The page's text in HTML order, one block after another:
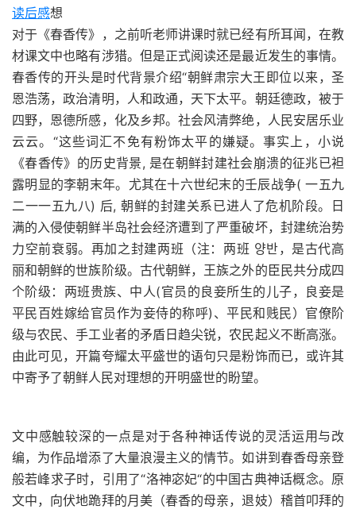
读后感想
对于《春香传》，之前听老师讲课时就已经有所耳闻，在教
材课文中也略有涉猎。但是正式阅读还是最近发生的事情。
春香传的开头是时代背景介绍“朝鲜肃宗大王即位以来，圣
恩浩荡，政治清明，人和政通，天下太平。朝廷德政，被于
四野，恩德所感，化及乡邦。社会风清弊绝，人民安居乐业
云云。“这些词汇不免有粉饰太平的嫌疑。事实上，小说
《春香传》的历史背景, 是在朝鲜封建社会崩溃的征兆已袒
露明显的李朝末年。尤其在十六世纪末的壬辰战争( 一五九
二一一五九八) 后, 朝鲜的封建关系已进人了危机阶段。日
满的入侵使朝鲜半岛社会经济遭到了严重破坏，封建统治势
力空前衰弱。再加之封建两班（注：两班 양반，是古代高
丽和朝鲜的世族阶级。古代朝鲜，王族之外的臣民共分成四
个阶级：两班贵族、中人(官员的良妾所生的儿子，良妾是
平民百姓嫁给官员作为妾侍的称呼)、平民和贱民）官僚阶
级与农民、手工业者的矛盾日趋尖锐，农民起义不断高涨。
由此可见，开篇夸耀太平盛世的语句只是粉饰而已，或许其
中寄予了朝鲜人民对理想的开明盛世的盼望。
文中感触较深的一点是对于各种神话传说的灵活运用与改
编，为作品增添了大量浪漫主义的情节。如讲到春香母亲登
般若峰求子时，引用了“洛神宓妃“的中国古典神话概念。原
文中，向伏地跪拜的月美（春香的母亲，退妓）稽首叩拜的